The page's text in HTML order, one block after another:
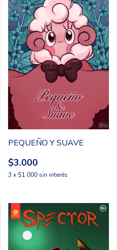
PEQUEÑO Y SUAVE
$3.000
3 x $1.000 sin interés